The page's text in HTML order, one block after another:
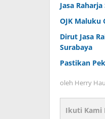
Jasa
OJK Maluku
Dirut Jasa
Surabaya
Pastikan
oleh Herry
Ikuti Kami